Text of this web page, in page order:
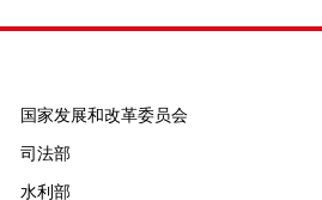
国家发展和改革委员会
司法部
水利部